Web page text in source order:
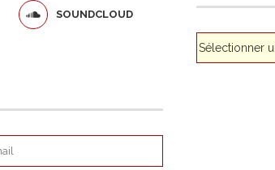
SOUNDCLOUD